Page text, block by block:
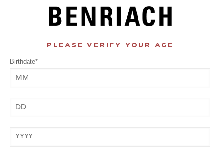
PLEASE VERIFY YOUR AGE
Birthdate*